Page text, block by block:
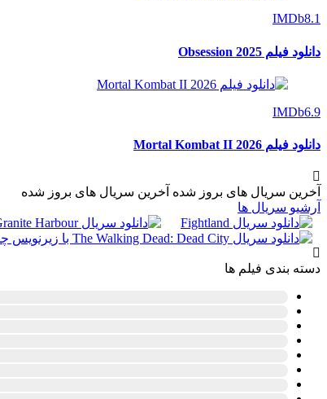
IMDb8.1
دانلود فیلم Obsession 2025
IMDb6.9
دانلود فیلم Mortal Kombat II 2026
آخرین سریال های بروز شده آخرین سریال های بروز شده
آرشیو سریال ها
دسته بندی فیلم ها